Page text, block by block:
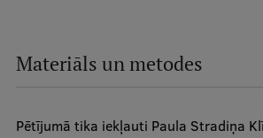
Materiāls un metodes
Pētījumā tika iekļauti Paula Stradiņa